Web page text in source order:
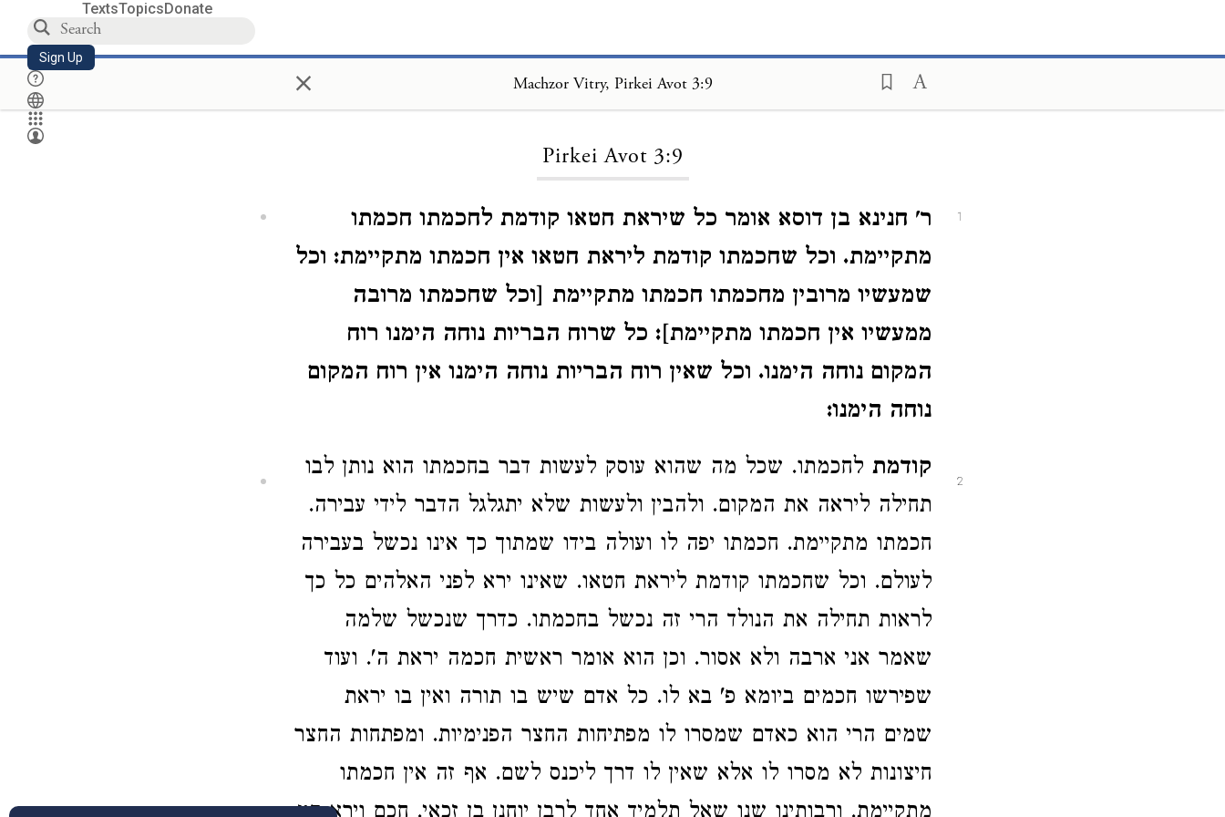
TextsTopicsDonate
Sign Up × Machzor Vitry, Pirkei Avot 3:9
Pirkei Avot 3:9
1
ר' חנינא בן דוסא אומר כל שיראת חטאו קודמת לחכמתו חכמתו
מתקיימת. וכל שחכמתו קודמת ליראת חטאו אין חכמתו מתקיימת: וכל
שמעשיו מרובין מחכמתו חכמתו מתקיימת [וכל שחכמתו מרובה
ממעשיו אין חכמתו מתקיימת]: כל שרוח הבריות נוחה הימנו רוח
המקום נוחה הימנו. וכל שאין רוח הבריות נוחה הימנו אין רוח המקום
נוחה הימנו:
2 קודמת לחכמתו. שכל מה שהוא עוסק לעשות דבר בחכמתו הוא נותן לבו
תחילה ליראה את המקום. ולהבין ולעשות שלא יתגלגל הדבר לידי עבירה.
חכמתו מתקיימת. חכמתו יפה לו ועולה בידו שמתוך כך אינו נכשל בעבירה
לעולם. וכל שחכמתו קודמת ליראת חטאו. שאינו ירא לפני האלהים כל כך
לראות תחילה את הנולד הרי זה נכשל בחכמתו. כדרך שנכשל שלמה
שאמר אני ארבה ולא אסור. וכן הוא אומר ראשית חכמה יראת ה'. ועוד
שפירשו חכמים ביומא פ' בא לו. כל אדם שיש בו תורה ואין בו יראת
שמים הרי הוא כאדם שמסרו לו מפתיחות החצר הפנימיות. ומפתחות החצר
חיצונות לא מסרו לו אלא שאין לו דרך ליכנס לשם. אף זה אין חכמתו